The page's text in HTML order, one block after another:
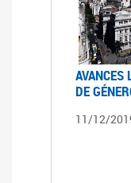
AVANCES
DE
11/12/